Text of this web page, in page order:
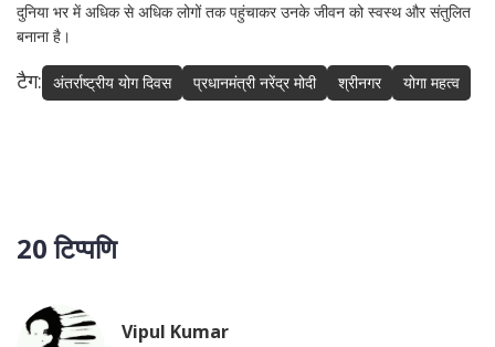
दुनिया भर में अधिक से अधिक लोगों तक पहुंचाकर उनके जीवन को स्वस्थ और संतुलित
बनाना है।
टैग: अंतर्राष्ट्रीय योग दिवस प्रधानमंत्री नरेंद्र मोदी श्रीनगर योगा महत्व
20 टिप्पणि
Vipul Kumar